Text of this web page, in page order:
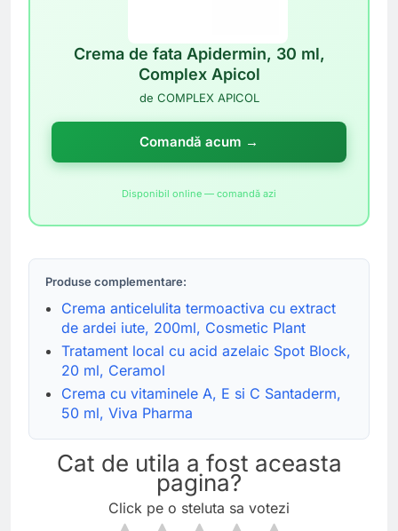
Crema de fata Apidermin, 30 ml,
Complex Apicol
de COMPLEX APICOL
Comandă acum →
Disponibil online — comandă azi
Produse complementare:
Crema anticelulita termoactiva cu extract
de ardei iute, 200ml, Cosmetic Plant
Tratament local cu acid azelaic Spot Block,
20 ml, Ceramol
Crema cu vitaminele A, E si C Santaderm,
50 ml, Viva Pharma
Cat de utila a fost aceasta
pagina?
Click pe o steluta sa votezi